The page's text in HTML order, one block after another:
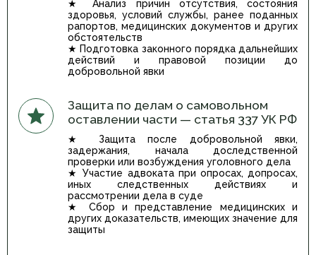
★ Анализ причин отсутствия, состояния
здоровья, условий службы, ранее поданных
рапортов, медицинских документов и других
обстоятельств
★ Подготовка законного порядка дальнейших
действий и правовой позиции до
добровольной явки
Защита по делам о самовольном
оставлении части — статья 337 УК РФ
★ Защита после добровольной явки,
задержания, начала доследственной
проверки или возбуждения уголовного дела
★ Участие адвоката при опросах, допросах,
иных следственных действиях и
рассмотрении дела в суде
★ Сбор и представление медицинских и
других доказательств, имеющих значение для
защиты